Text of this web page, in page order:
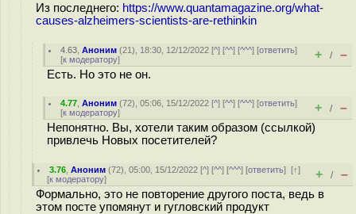
Из последнего: https://www.quantamagazine.org/what-
causes-alzheimers-scientists-are-rethinkin
4.63 ,Аноним (21), 18:30, 12/12/2022 [^] [^^] [^^^] [ответить]
[к модератору] + / –
Есть. Но это не он.
4.77 ,Аноним (72), 05:06, 15/12/2022 [^] [^^] [^^^] [ответить]
[к модератору] + / –
Непонятно. Вы, хотели таким образом (ссылкой)
привлечь Новых посетителей?
3.76 ,Аноним (72), 05:00, 15/12/2022 [^] [^^] [^^^] [ответить][↑]
[к модератору] + / –
Формально, это не повторение другого поста, ведь в
этом посте упомянут и гугловский продукт